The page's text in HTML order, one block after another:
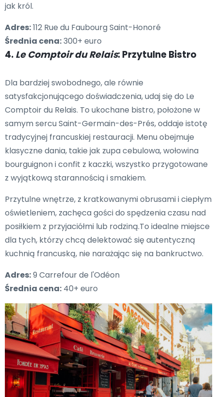
jak król.
Adres:112 Rue du Faubourg Saint-Honoré
Średnia cena:300+ euro
4.Le Comptoir du Relais: Przytulne Bistro
Dla bardziej swobodnego, ale równie
satysfakcjonującego doświadczenia, udaj się do Le
Comptoir du Relais. To ukochane bistro, położone w
samym sercu Saint-Germain-des-Prés, oddaje istotę
tradycyjnej francuskiej restauracji. Menu obejmuje
klasyczne dania, takie jak zupa cebulowa, wołowina
bourguignon i confit z kaczki, wszystko przygotowane
z wyjątkową starannością i smakiem.
Przytulne wnętrze, z kratkowanymi obrusami i ciepłym
oświetleniem, zachęca gości do spędzenia czasu nad
posiłkiem z przyjaciółmi lub rodziną.To idealne miejsce
dla tych, którzy chcą delektować się autentyczną
kuchnią francuską, nie narażając się na bankructwo.
Adres:9 Carrefour de l'Odéon
Średnia cena: 40+ euro